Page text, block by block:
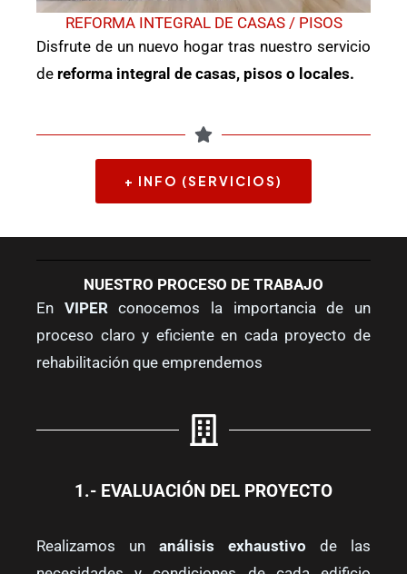
REFORMA INTEGRAL DE CASAS / PISOS
Disfrute de un nuevo hogar tras nuestro servicio
de reforma integral de casas, pisos o locales.
+ INFO (SERVICIOS)
NUESTRO PROCESO DE TRABAJO
En VIPERconocemos la importancia de un
proceso claro y eficiente en cada proyecto de
rehabilitación que emprendemos
1.- EVALUACIÓN DEL PROYECTO
Realizamos un análisis exhaustivo de las